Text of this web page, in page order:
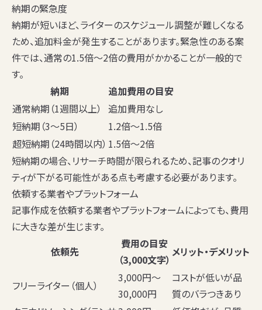
納期の緊急度
納期が短いほど、ライターのスケジュール調整が難しくなる
ため、追加料金が発生することがあります。緊急性のある案
件では、通常の1.5倍〜2倍の費用がかかることが一般的で
す。
納期
追加費用の目安
通常納期（1週間以上）
追加費用なし
短納期（3〜5日）
1.2倍〜1.5倍
超短納期（24時間以内） 1.5倍〜2倍
短納期の場合、リサーチ時間が限られるため、記事のクオリ
ティが下がる可能性がある点も考慮する必要があります。
依頼する業者やプラットフォーム
記事作成を依頼する業者やプラットフォームによっても、費用
に大きな差が生じます。
依頼先
費用の目安
（3,000文字）
メリット・デメリット
フリーライター（個人）
3,000円〜
30,000円
コストが低いが品
質のバラつきあり